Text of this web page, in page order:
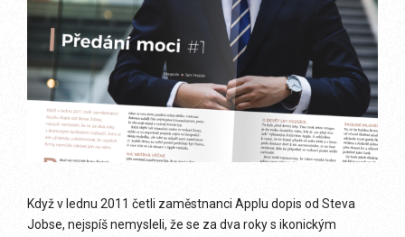
Když v lednu 2011 četli zaměstnanci Applu dopis od Steva
Jobse, nejspíš nemysleli, že se za dva roky s ikonickým